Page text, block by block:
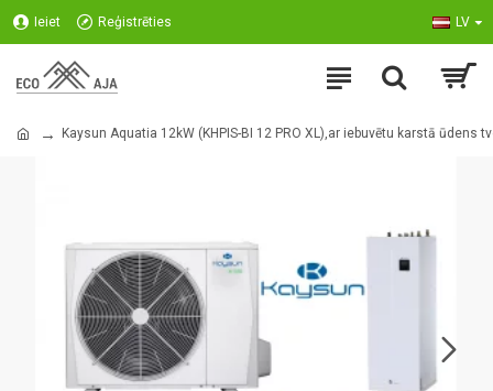
Ieiet Reģistrēties LV
Kaysun Aquatia 12kW (KHPIS-BI 12 PRO XL),ar iebuvētu karstā ūdens